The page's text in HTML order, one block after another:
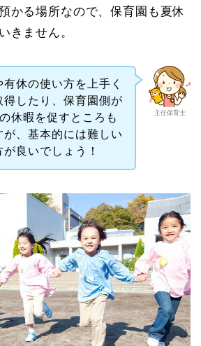
かる場所なので、保育園も夏休
きません。
主任保育士
休の使い方を上手く
したり、保育園側が
休暇を促すところも
、基本的には難しい
良いでしょう！